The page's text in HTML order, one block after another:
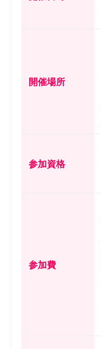
開催場所
参加資格
参加費